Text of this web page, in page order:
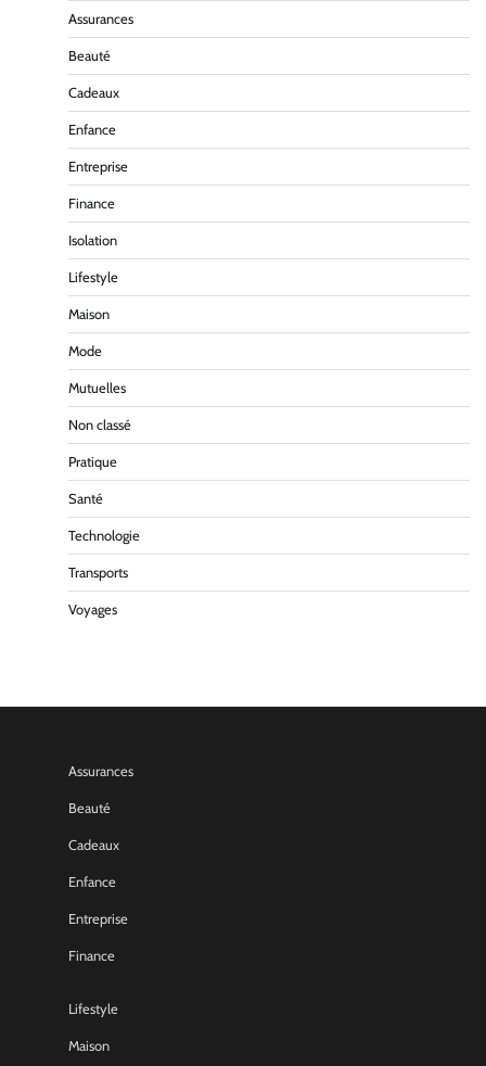
Assurances
Beauté
Cadeaux
Enfance
Entreprise
Finance
Isolation
Lifestyle
Maison
Mode
Mutuelles
Non classé
Pratique
Santé
Technologie
Transports
Voyages
Assurances
Beauté
Cadeaux
Enfance
Entreprise
Finance
Lifestyle
Maison